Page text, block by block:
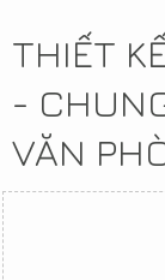
THIẾT
-
VĂN